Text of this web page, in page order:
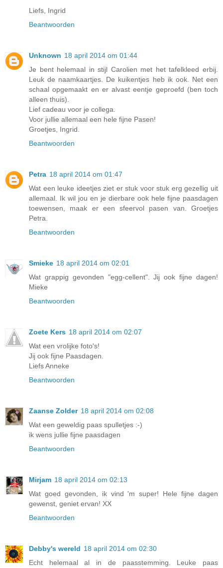
Liefs, Ingrid
Beantwoorden
Unknown 18 april 2014 om 01:44
Je bent helemaal in stijl Carolien met het tafelkleed erbij.
Leuk de naamkaartjes. De kuikentjes heb ik ook. Net een
schaal opgemaakt en er alvast eentje geproefd (ben toch
alleen thuis).
Lief cadeau voor je collega.
Voor jullie allemaal een hele fijne Pasen!
Groetjes, Ingrid.
Beantwoorden
Petra 18 april 2014 om 01:47
Wat een leuke ideetjes ziet er stuk voor stuk erg gezellig uit
allemaal. Ik wil jou en je dierbare ook hele fijne paasdagen
toewensen, maak er een sfeervol pasen van. Groetjes
Petra.
Beantwoorden
Smieke 18 april 2014 om 02:01
Wat grappig gevonden "egg-cellent". Jij ook fijne dagen!
Mieke
Beantwoorden
Zoete Kers 18 april 2014 om 02:07
Wat een vrolijke foto's!
Jij ook fijne Paasdagen.
Liefs Anneke
Beantwoorden
Zaanse Zolder 18 april 2014 om 02:08
Wat een geweldig paas spulletjes :-)
ik wens jullie fijne paasdagen
Beantwoorden
Mirjam 18 april 2014 om 02:13
Wat goed gevonden, ik vind 'm super! Hele fijne dagen
gewenst, geniet ervan! XX
Beantwoorden
Debby's wereld 18 april 2014 om 02:30
Echt helemaal al in de paasstemming. Leuke paas